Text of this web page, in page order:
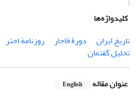
کلیدواژه‌ها
تاریخ ایران
دورۀ قاجار روزنامة اختر
تحلیل گفتمان
عنوان مقاله English